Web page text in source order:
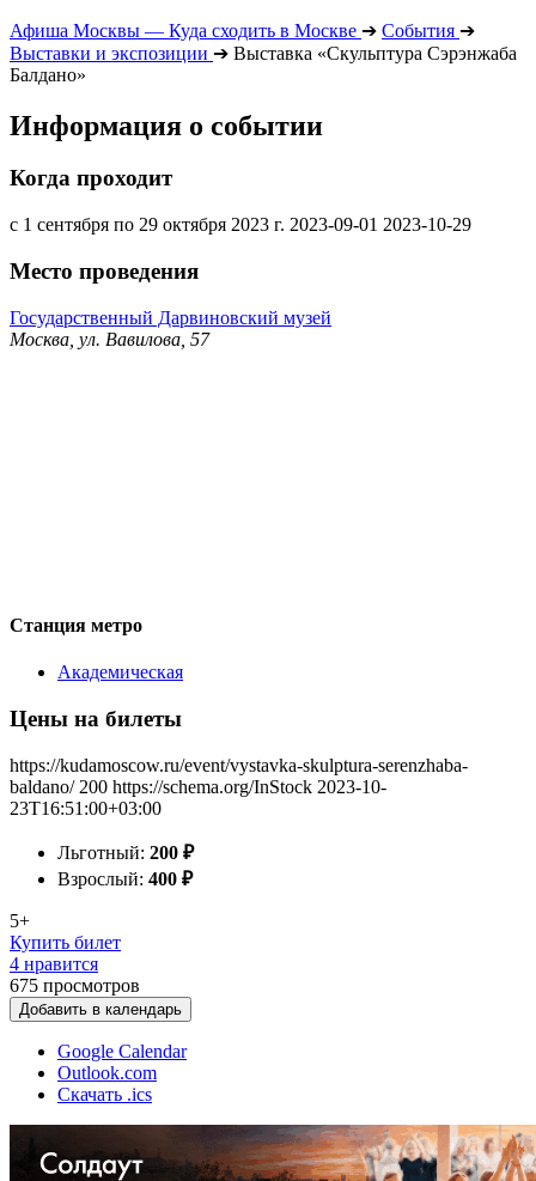
Афиша Москвы — Куда сходить в Москве ➔ События ➔
Выставки и экспозиции ➔ Выставка «Скульптура Сэрэнжаба
Балдано»
Информация о событии
Когда проходит
с 1 сентября по 29 октября 2023 г. 2023-09-01 2023-10-29
Место проведения
Государственный Дарвиновский музей
Москва, ул. Вавилова, 57
Станция метро
Академическая
Цены на билеты
https://kudamoscow.ru/event/vystavka-skulptura-serenzhaba-
baldano/ 200 https://schema.org/InStock 2023-10-
23T16:51:00+03:00
Льготный: 200 ₽
Взрослый: 400 ₽
5+
Купить билет
4 нравится
675 просмотров
Добавить в календарь
Google Calendar
Outlook.com
Скачать .ics